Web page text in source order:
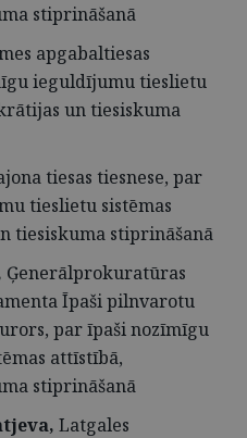
stiprināšanā
apgabaltiesas
ieguldījumu tieslietu
un tiesiskuma
tiesas tiesnese, par
tieslietu sistēmas
tiesiskuma stiprināšanā
Ģenerālprokuratūras
Īpaši pilnvarotu
par īpaši nozīmīgu
attīstībā,
stiprināšanā
Latgales